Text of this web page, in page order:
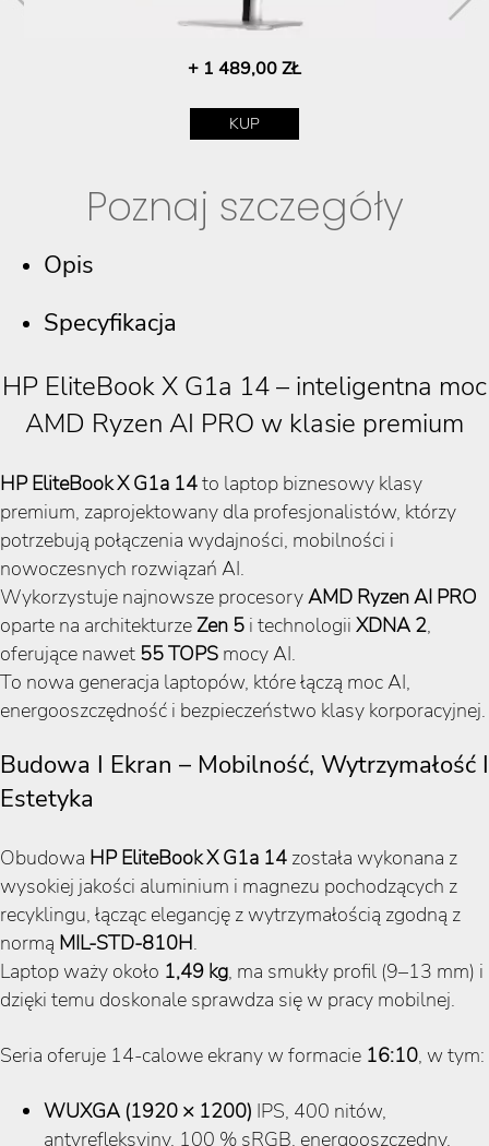
+ 1 489,00 ZŁ
KUP
Poznaj szczegóły
Opis
Specyfikacja
HP EliteBook X G1a 14 – inteligentna moc
AMD Ryzen AI PRO w klasie premium
HP EliteBook X G1a 14to laptop biznesowy klasy
premium, zaprojektowany dla profesjonalistów, którzy
potrzebują połączenia wydajności, mobilności i
nowoczesnych rozwiązań AI.
Wykorzystuje najnowsze procesoryAMD Ryzen AI PRO
oparte na architekturzeZen 5 i technologii XDNA 2,
oferujące nawet 55 TOPS mocy AI.
To nowa generacja laptopów, które łączą moc AI,
energooszczędność i bezpieczeństwo klasy korporacyjnej.
Budowa I Ekran – Mobilność, Wytrzymałość I
Estetyka
Obudowa HP EliteBook X G1a 14 została wykonana z
wysokiej jakości aluminium i magnezu pochodzących z
recyklingu, łącząc elegancję z wytrzymałością zgodną z
normą MIL-STD-810H.
Laptop waży około 1,49 kg, ma smukły profil (9–13 mm) i
dzięki temu doskonale sprawdza się w pracy mobilnej.
Seria oferuje 14-calowe ekrany w formacie 16:10, w tym:
WUXGA (1920 × 1200) IPS, 400 nitów,
antyrefleksyjny, 100 % sRGB, energooszczędny,